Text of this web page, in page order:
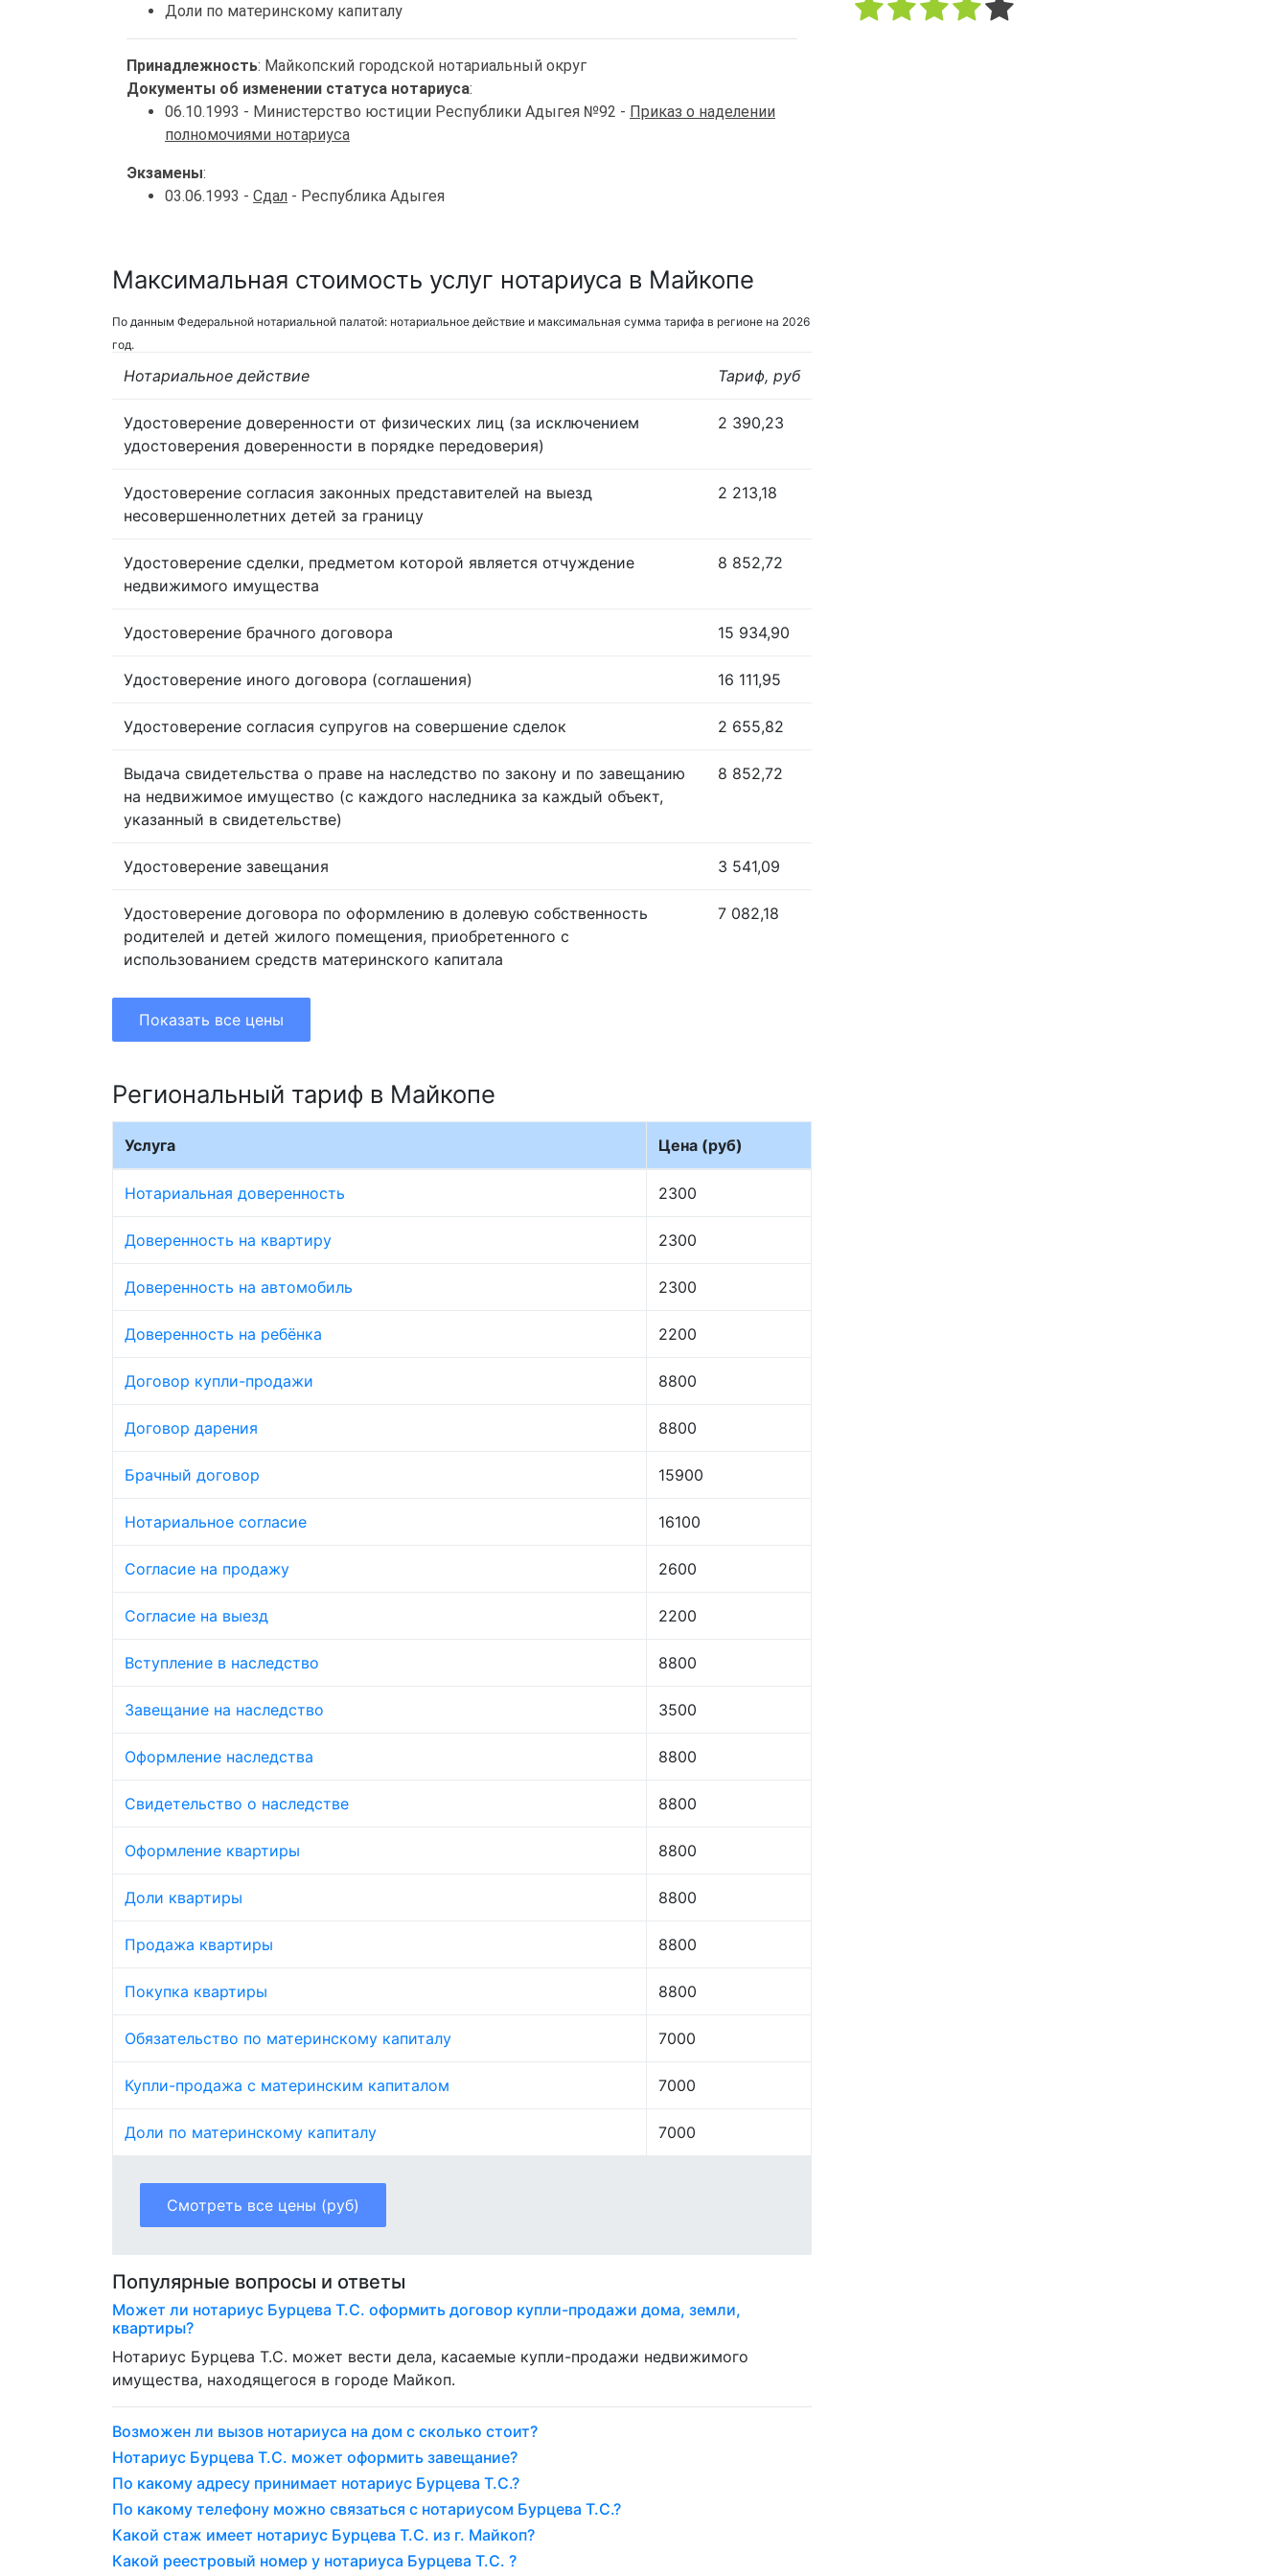
Доли по материнскому капиталу
Принадлежность: Майкопский городской нотариальный округ
Документы об изменении статуса нотариуса:
06.10.1993 - Министерство юстиции Республики Адыгея №92 - Приказ о наделении
полномочиями нотариуса
Экзамены:
03.06.1993 - Сдал - Республика Адыгея
Максимальная стоимость услуг нотариуса в Майкопе
По данным Федеральной нотариальной палатой: нотариальное действие и максимальная сумма тарифа в регионе на 2026
год.
Нотариальное действие Тариф, руб
Удостоверение доверенности от физических лиц (за исключением
удостоверения доверенности в порядке передоверия)
2 390,23
Удостоверение согласия законных представителей на выезд
несовершеннолетних детей за границу
2 213,18
Удостоверение сделки, предметом которой является отчуждение
недвижимого имущества
8 852,72
Удостоверение брачного договора 15 934,90
Удостоверение иного договора (соглашения) 16 111,95
Удостоверение согласия супругов на совершение сделок 2 655,82
Выдача свидетельства о праве на наследство по закону и по завещанию
на недвижимое имущество (с каждого наследника за каждый объект,
указанный в свидетельстве)
8 852,72
Удостоверение завещания 3 541,09
Удостоверение договора по оформлению в долевую собственность
родителей и детей жилого помещения, приобретенного с
использованием средств материнского капитала
7 082,18
Показать все цены
Региональный тариф в Майкопе
Услуга Цена (руб)
Нотариальная доверенность 2300
Доверенность на квартиру 2300
Доверенность на автомобиль 2300
Доверенность на ребёнка 2200
Договор купли-продажи 8800
Договор дарения 8800
Брачный договор 15900
Нотариальное согласие 16100
Согласие на продажу 2600
Согласие на выезд 2200
Вступление в наследство 8800
Завещание на наследство 3500
Оформление наследства 8800
Свидетельство о наследстве 8800
Оформление квартиры 8800
Доли квартиры 8800
Продажа квартиры 8800
Покупка квартиры 8800
Обязательство по материнскому капиталу 7000
Купли-продажа с материнским капиталом 7000
Доли по материнскому капиталу 7000
Смотреть все цены (руб)
Популярные вопросы и ответы
Может ли нотариус Бурцева Т.С. оформить договор купли-продажи дома, земли,
квартиры?
Нотариус Бурцева Т.С. может вести дела, касаемые купли-продажи недвижимого
имущества, находящегося в городе Майкоп.
Возможен ли вызов нотариуса на дом с сколько стоит?
Нотариус Бурцева Т.С. может оформить завещание?
По какому адресу принимает нотариус Бурцева Т.С.?
По какому телефону можно связаться с нотариусом Бурцева Т.С.?
Какой стаж имеет нотариус Бурцева Т.С. из г. Майкоп?
Какой реестровый номер у нотариуса Бурцева Т.С. ?